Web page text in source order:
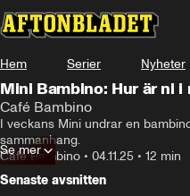
Hem Serier Nyheter
Mini Bambino: Hur är ni i
Café Bambino
I veckans Mini undrar en
sammanhang.
Café Bambino • 04.11.25 • 12 min
Se mer
Senaste avsnitten